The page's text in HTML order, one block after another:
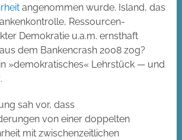
angenommen wurde. Island, das
Ressourcen-
Demokratie u.a.m. ernsthaft
dem Bankencrash 2008 zog?
»demokratisches« Lehrstück — und
sah vor, dass
von einer doppelten
mit zwischenzeitlichen